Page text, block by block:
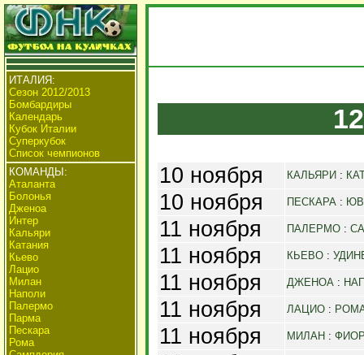
ИТАЛИЯ:
Сезон 2012/2013
Бомбардиры
Календарь
Кубок Италии
Суперкубок
Список чемпионов
КОМАНДЫ:
Аталанта
Болонья
Дженоа
Интер
Кальяри
Катания
Кьево
Лацио
Милан
Наполи
Палермо
Парма
Пескара
Рома
10 ноября КАЛЬЯРИ :
10 ноября ПЕСКАРА :
11 ноября ПАЛЕРМО :
11 ноября КЬЕВО :
11 ноября ДЖЕНОА :
11 ноября ЛАЦИО :
11 ноября МИЛАН :